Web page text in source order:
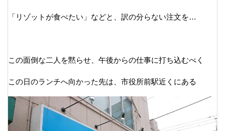
「リゾットが食べたい」などと、訳の分らない注文を…
この面倒な二人を黙らせ、午後からの仕事に打ち込むべく
この日のランチへ向かった先は、市役所前駅近くにある